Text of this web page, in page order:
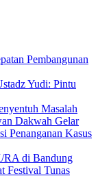
Pembangunan
Yudi: Pintu
Masalah
Dakwah Gelar
Penanganan Kasus
RA di Bandung
Festival Tunas